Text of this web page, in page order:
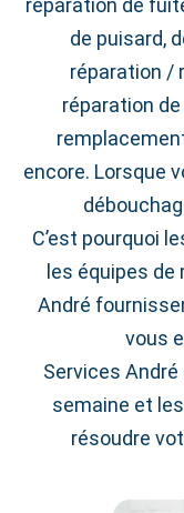
réparation de
de puisard,
réparation /
réparation
encore. Lorsque
C’est pourquoi
les équipes de
André
vous
Services
semaine et
résoudre